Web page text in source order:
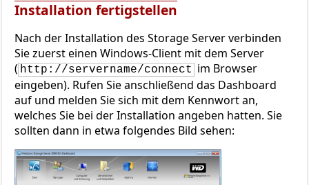
Installation fertigstellen
Nach der Installation des Storage Server verbinden
Sie zuerst einen Windows-Client mit dem Server
( http://servername/connect im Browser
eingeben). Rufen Sie anschließend das Dashboard
auf und melden Sie sich mit dem Kennwort an,
welches Sie bei der Installation angeben hatten. Sie
sollten dann in etwa folgendes Bild sehen: